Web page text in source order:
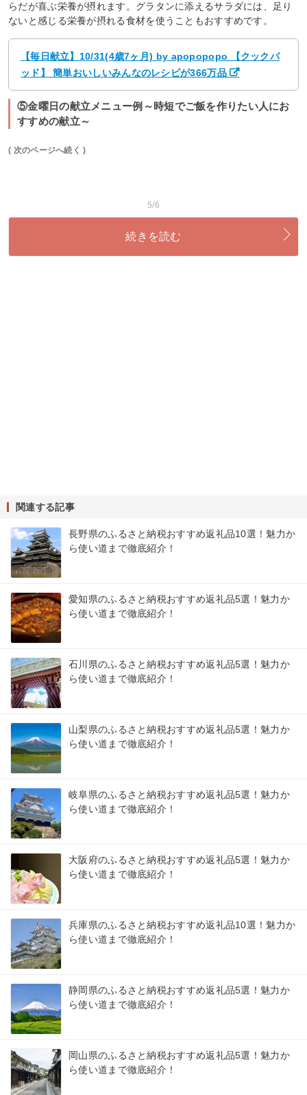
らだが喜ぶ栄養が摂れます。グラタンに添えるサラダには、足り
ないと感じる栄養が摂れる食材を使うこともおすすめです。
【毎日献立】10/31(4歳7ヶ月) by apopopopo 【クックパ
ッド】 簡単おいしいみんなのレシピが366万品
⑤金曜日の献立メニュー例～時短でご飯を作りたい人にお
すすめの献立～
( 次のページへ続く )
5/6
続きを読む
関連する記事
長野県のふるさと納税おすすめ返礼品10選！魅力か
ら使い道まで徹底紹介！
愛知県のふるさと納税おすすめ返礼品5選！魅力か
ら使い道まで徹底紹介！
石川県のふるさと納税おすすめ返礼品5選！魅力か
ら使い道まで徹底紹介！
山梨県のふるさと納税おすすめ返礼品5選！魅力か
ら使い道まで徹底紹介！
岐阜県のふるさと納税おすすめ返礼品5選！魅力か
ら使い道まで徹底紹介！
大阪府のふるさと納税おすすめ返礼品5選！魅力か
ら使い道まで徹底紹介！
兵庫県のふるさと納税おすすめ返礼品10選！魅力か
ら使い道まで徹底紹介！
静岡県のふるさと納税おすすめ返礼品5選！魅力か
ら使い道まで徹底紹介！
岡山県のふるさと納税おすすめ返礼品5選！魅力か
ら使い道まで徹底紹介！